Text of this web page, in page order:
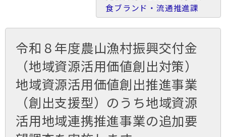
食ブランド・流通推進課
令和８年度農山漁村振興交付金
（地域資源活用価値創出対策）
地域資源活用価値創出推進事業
（創出支援型）のうち地域資源
活用地域連携推進事業の追加要